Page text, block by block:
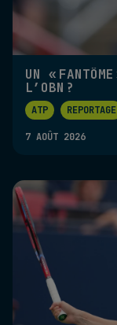
UN «
L’OBN ?
ATP REPORTAGE
7 AOÛT 2026